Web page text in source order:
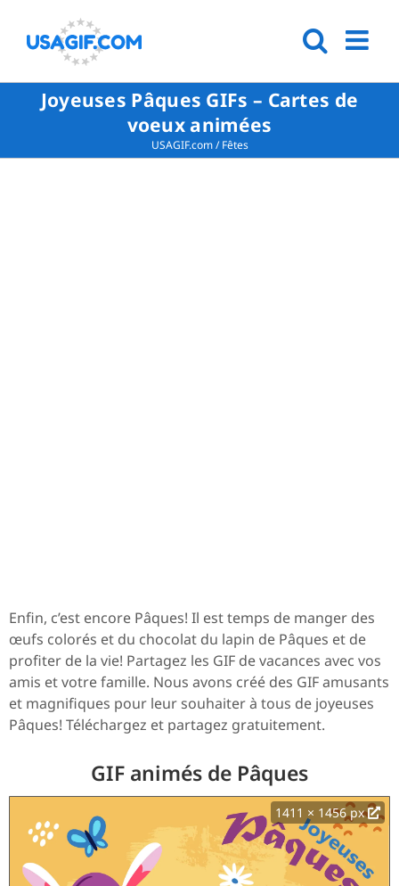
Joyeuses Pâques GIFs – Cartes de
voeux animées
USAGIF.com/Fêtes
Enfin, c’est encore Pâques! Il est temps de manger des
œufs colorés et du chocolat du lapin de Pâques et de
profiter de la vie! Partagez les GIF de vacances avec vos
amis et votre famille. Nous avons créé des GIF amusants
et magnifiques pour leur souhaiter à tous de joyeuses
Pâques! Téléchargez et partagez gratuitement.
GIF animés de Pâques
1411 × 1456 px